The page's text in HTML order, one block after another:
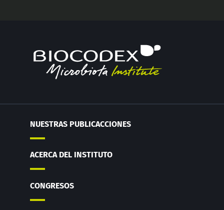
NUESTRAS PUBLICACCIONES
ACERCA DEL INSTITUTO
CONGRESOS